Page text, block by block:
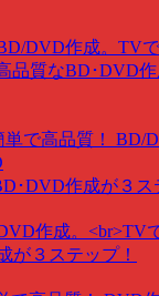
単で高品質！ BD/
･DVD作成が３ス